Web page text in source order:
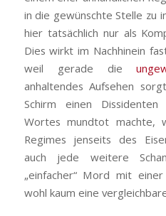
in die gewünschte Stelle zu
hier tatsächlich nur als
Dies wirkt im Nachhinein
weil gerade die
anhaltendes Aufsehen
Schirm einen
Wortes mundtot machte,
Regimes jenseits des
auch jede weitere
„einfacher“ Mord mit
wohl kaum eine